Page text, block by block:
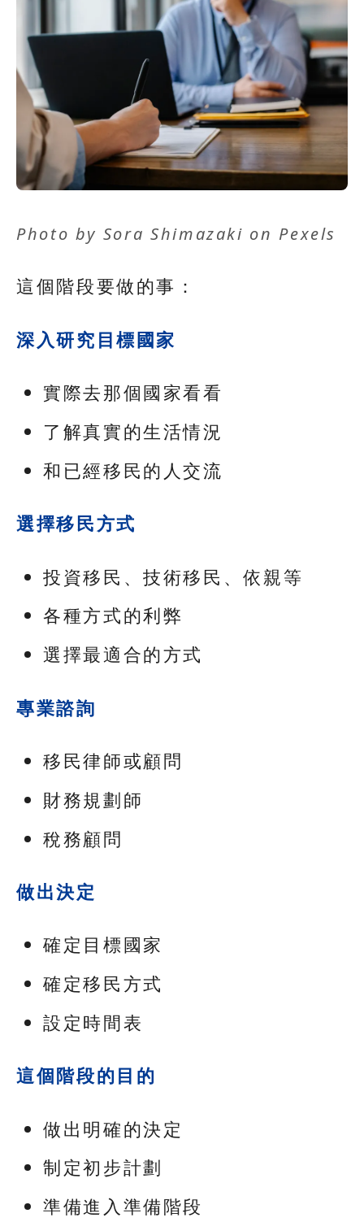
Photo by Sora Shimazaki on Pexels
這個階段要做的事：
深入研究目標國家
實際去那個國家看看
了解真實的生活情況
和已經移民的人交流
選擇移民方式
投資移民、技術移民、依親等
各種方式的利弊
選擇最適合的方式
專業諮詢
移民律師或顧問
財務規劃師
稅務顧問
做出決定
確定目標國家
確定移民方式
設定時間表
這個階段的目的
做出明確的決定
制定初步計劃
準備進入準備階段